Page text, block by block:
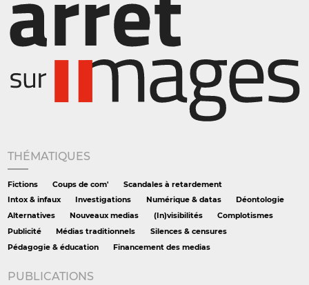
THÉMATIQUES
Fictions Coups de com'
Scandales à retardement
Intox & infaux
Investigations Numérique & datas
Déontologie
Alternatives
Nouveaux medias (In)visibilités
Complotismes
Publicité
Médias traditionnels
Silences & censures
Pédagogie & éducation
Financement des medias
PUBLICATIONS